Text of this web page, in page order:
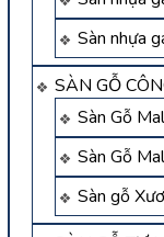
Sàn nhựa
SÀN GỖ
Sàn Gỗ
Sàn Gỗ
Sàn gỗ